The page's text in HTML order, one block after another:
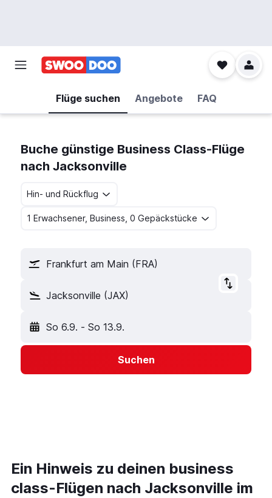
Flüge suchen Angebote FAQ
Buche günstige Business Class-Flüge
nach Jacksonville
Hin- und Rückflug
1 Erwachsener, Business, 0 Gepäckstücke
Frankfurt am Main (FRA)
Jacksonville (JAX)
So 6.9. - So 13.9.
Suchen
Ein Hinweis zu deinen business
class-Flügen nach Jacksonville im